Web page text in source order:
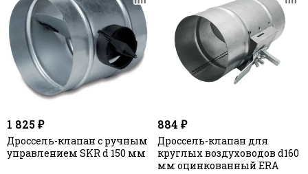
1 825 ₽
Дроссель-клапан с ручным
управлением SKR d 150 мм
884 ₽
Дроссель-клапан для
круглых воздуховодов d160
мм оцинкованный ERA